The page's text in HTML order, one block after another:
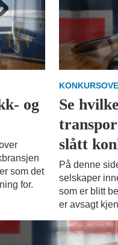
og
som det
for.
Se
slått
På denne
selskaper
som er blitt
er avsagt